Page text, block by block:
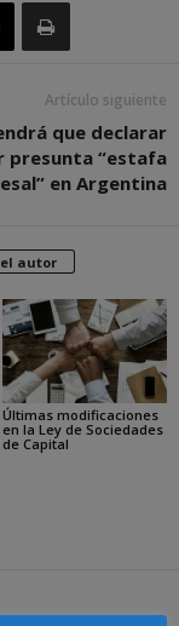
Artículo siguiente
que declarar
presunta “estafa
en Argentina
autor
Últimas modificaciones
en la Ley de Sociedades
de Capital